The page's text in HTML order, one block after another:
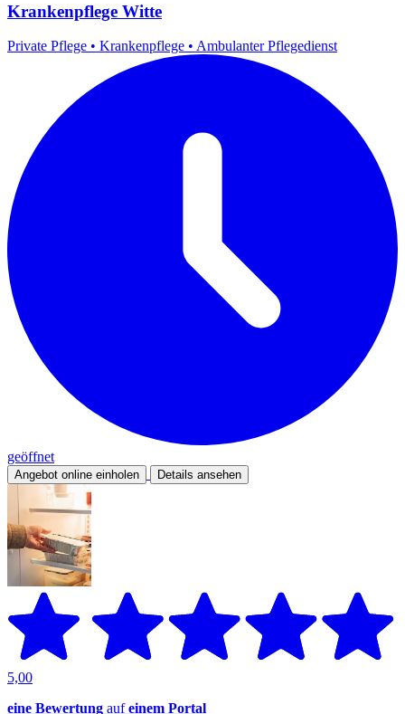
Krankenpflege Witte
Private Pflege • Krankenpflege • Ambulanter Pflegedienst
geöffnet
Angebot online einholen Details ansehen
5,00
eine Bewertung aufeinem Portal